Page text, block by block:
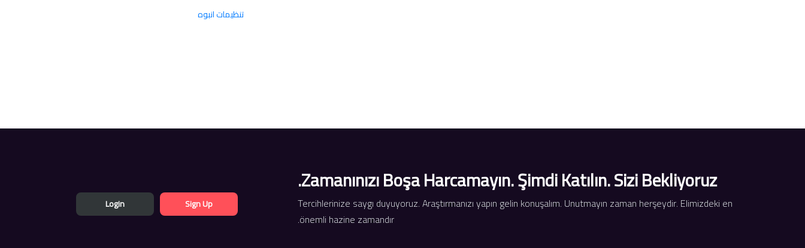
تنظیمات انبوه
Zamanınızı Boşa Harcamayın. Şimdi Katılın. Sizi Bekliyoruz.
Tercihlerinize saygı duyuyoruz. Araştırmanızı yapın gelin konuşalım. Unutmayın zaman herşeydir. Elimizdeki en
önemli hazine zamandır.
Sign Up
Login